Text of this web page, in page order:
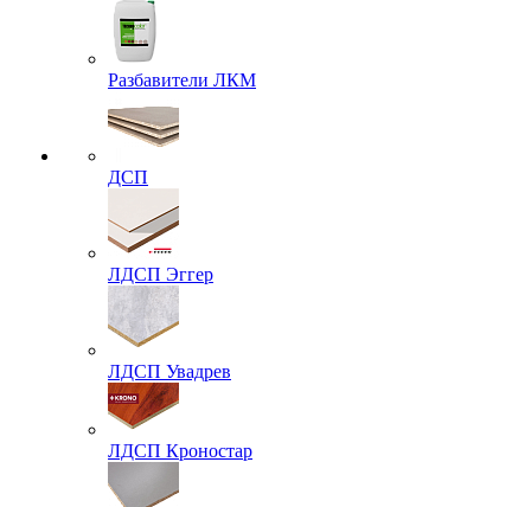
Разбавители ЛКМ
ДСП
ЛДСП Эггер
ЛДСП Увадрев
ЛДСП Кроностар